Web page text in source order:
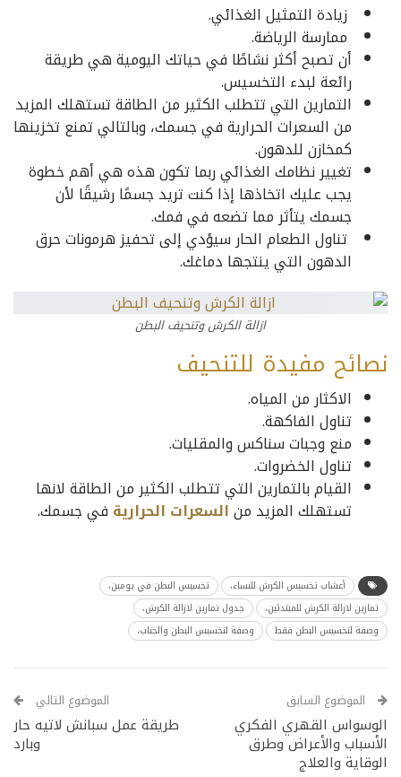
زيادة التمثيل الغذائي.
ممارسة الرياضة.
أن تصبح أكثر نشاطًا في حياتك اليومية هي طريقة
رائعة لبدء التخسيس.
التمارين التي تتطلب الكثير من الطاقة تستهلك المزيد
من السعرات الحرارية في جسمك، وبالتالي تمنع تخزينها
كمخازن للدهون.
تغيير نظامك الغذائي ربما تكون هذه هي أهم خطوة
يجب عليك اتخاذها إذا كنت تريد جسمًا رشيقًا لأن
جسمك يتأثر مما تضعه في فمك.
تناول الطعام الحار سيؤدي إلى تحفيز هرمونات حرق
الدهون التي ينتجها دماغك.
ازالة الكرش وتنحيف البطن
نصائح مفيدة للتنحيف
الاكثار من المياه.
تناول الفاكهة.
منع وجبات سناكس والمقليات.
تناول الخضروات.
القيام بالتمارين التي تتطلب الكثير من الطاقة لانها
تستهلك المزيد منالسعرات الحرارية في جسمك.
أعشاب تخسيس الكرش للنساء،
تخسيس البطن في يومين،
تمارين لازالة الكرش للمبتدئين،
جدول تمارين لازالة الكرش،
وصفة لتخسيس البطن فقط
وصفة لتخسيس البطن والجناب،
الموضوع السابق
الوسواس القهري الفكري
الأسباب والأعراض وطرق
الوقاية والعلاج
الموضوع التالي
طريقة عمل سبانش لاتيه حار
وبارد